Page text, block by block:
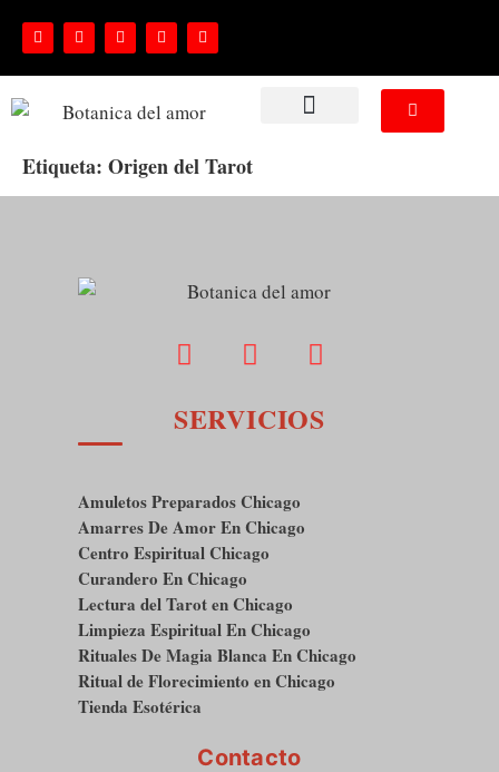
Etiqueta: Origen del Tarot
SERVICIOS
Amuletos Preparados Chicago
Amarres De Amor En Chicago
Centro Espiritual Chicago
Curandero En Chicago
Lectura del Tarot en Chicago
Limpieza Espiritual En Chicago
Rituales De Magia Blanca En Chicago
Ritual de Florecimiento en Chicago
Tienda Esotérica
Contacto